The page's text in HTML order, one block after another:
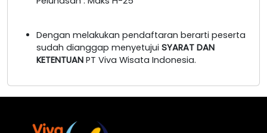
Dengan melakukan pendaftaran berarti peserta
sudah dianggap menyetujui SYARAT DAN
KETENTUAN PT Viva Wisata Indonesia.